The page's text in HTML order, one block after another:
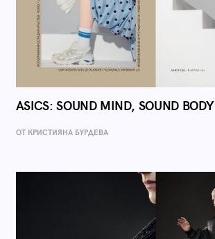
ASICS: SOUND MIND, SOUND BODY
ОТ КРИСТИЯНА БУРДЕВА